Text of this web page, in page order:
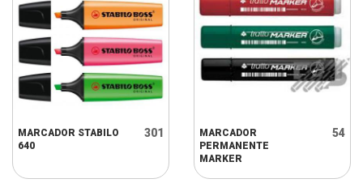
MARCADOR STABILO
640
301
MARCADOR
PERMANENTE
MARKER
54